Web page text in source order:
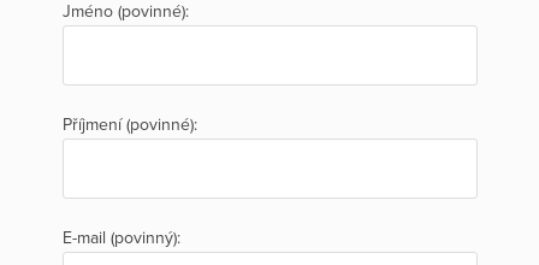
Jméno (povinné):
Příjmení (povinné):
E-mail (povinný):